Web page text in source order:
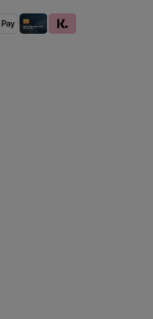
Pay
Kredit- und Debitkarte
Klarna